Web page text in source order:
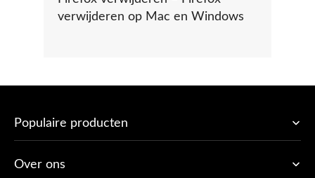
verwijderen op Mac en Windows
Populaire producten
Over ons